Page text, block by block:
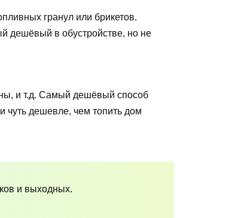
гранул или брикетов.
дешёвый в обустройстве, но не
и т.д. Самый дешёвый способ
чуть дешевле, чем топить дом
и выходных.